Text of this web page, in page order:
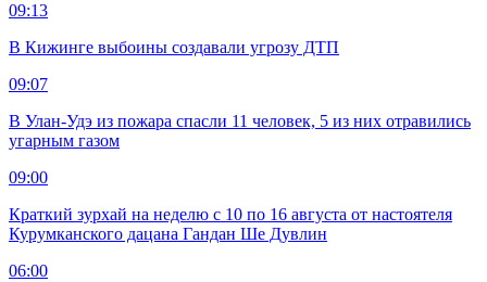
09:13
В Кижинге выбоины создавали угрозу ДТП
09:07
В Улан-Удэ из пожара спасли 11 человек, 5 из них отравились
угарным газом
09:00
Краткий зурхай на неделю с 10 по 16 августа от настоятеля
Курумканского дацана Гандан Ше Дувлин
06:00